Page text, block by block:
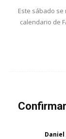
Este sábado
calendario de
Daniel